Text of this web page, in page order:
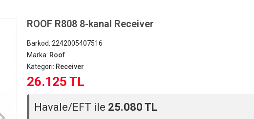
ROOF R808 8-kanal Receiver
Barkod:2242005407516
Marka: Roof
Kategori: Receiver
26.125 TL
Havale/EFT ile 25.080 TL